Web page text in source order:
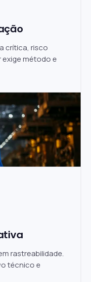
crítica, risco
exige método e
rastreabilidade.
técnico e